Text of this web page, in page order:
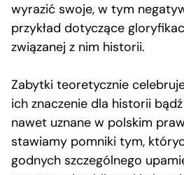
wyrazić swoje, w tym
przykład dotyczące
związanej z nim historii.
Zabytki teoretycznie
ich znaczenie dla historii
nawet uznane w polskim
stawiamy pomniki tym,
godnych szczególnego